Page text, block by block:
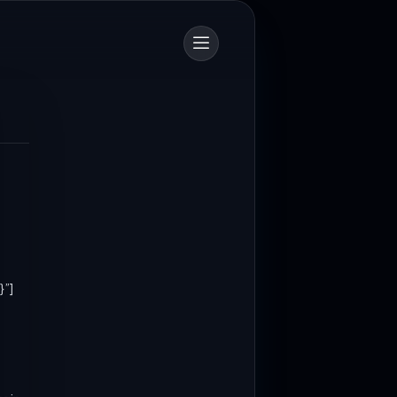
personel untuk mengamankan...
menyalurkan ratusan...